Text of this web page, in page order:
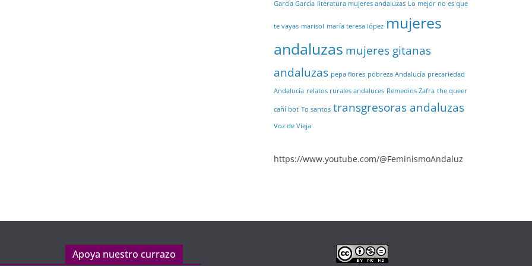
García García literatura mujeres andaluzas Lo mejor no es que
te vayas marisol maría teresa lópez mujeres
andaluzas mujeres gitanas
andaluzas pepa flores pobreza Andalucía precariedad
Andalucía relatos rurales andaluces Remedios Zafra the queer
cañí bot To santos transgresoras andaluzas
Voz de Vieja
https://www.youtube.com/@FeminismoAndaluz
Apoya nuestro currazo